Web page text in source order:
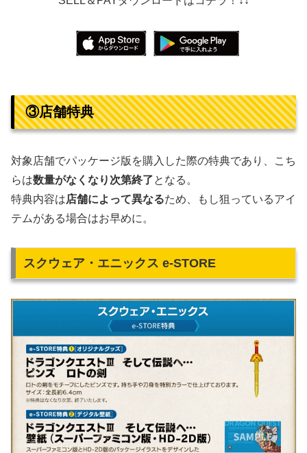
③店舗特典
対象店舗でパッケージ版を購入した際の特典であり、こち
らは数量がなくなり次第終了となる。
特典内容は店舗によって異なるため、もし狙っているアイ
テムがある場合はお早めに。
スクウェア・エニックス e-STORE